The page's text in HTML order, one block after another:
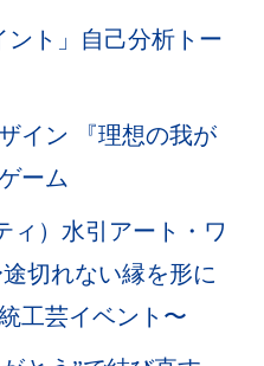
ント」自己分析トー
イン 『理想の我が
ーム
ィ）水引アート・ワ
切れない縁を形に
工芸イベント〜